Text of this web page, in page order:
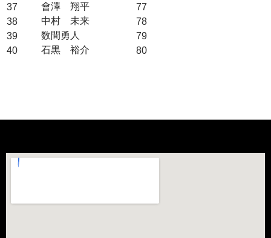
37
會澤 翔平
77
38
中村 未来
78
39
数間勇人
79
40
石黒 裕介 80